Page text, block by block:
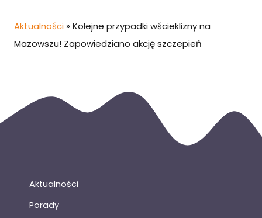
Aktualności » Kolejne przypadki wścieklizny na
Mazowszu! Zapowiedziano akcję szczepień
Aktualności
Porady